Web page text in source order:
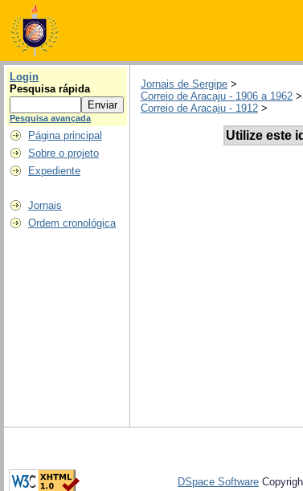
Login
Pesquisa rápida
Pesquisa avançada
Página principal
Sobre o projeto
Expediente
Jornais
Ordem cronológica
Jornais de Sergipe >
Correio de Aracaju - 1906 a 1962 >
Correio de Aracaju - 1912 >
Utilize este
DSpace Software